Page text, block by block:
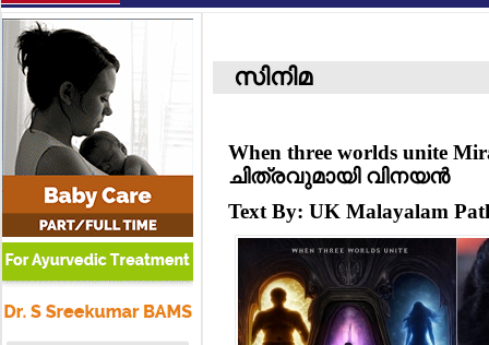
സിനിമ
When three worlds unite
ചിത്രവുമായി വിനയന്‍
Text By: UK Malayalam